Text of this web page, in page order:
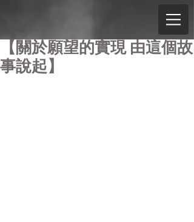
【關於願望的實現 由這個故
事說起】